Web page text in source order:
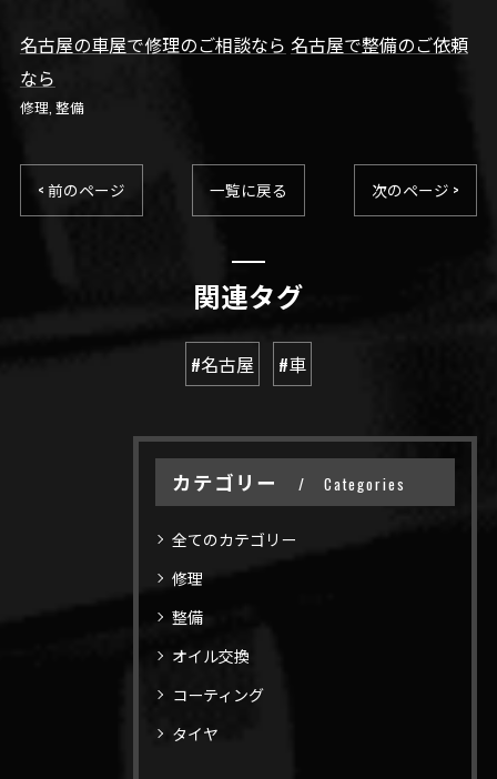
名古屋の車屋で修理のご相談なら 名古屋で整備のご依頼
なら
修理 整備
< 前のページ 一覧に戻る 次のページ >
関連タグ
#名古屋 #車
カテゴリー Categories
全てのカテゴリー
修理
整備
オイル交換
コーティング
タイヤ